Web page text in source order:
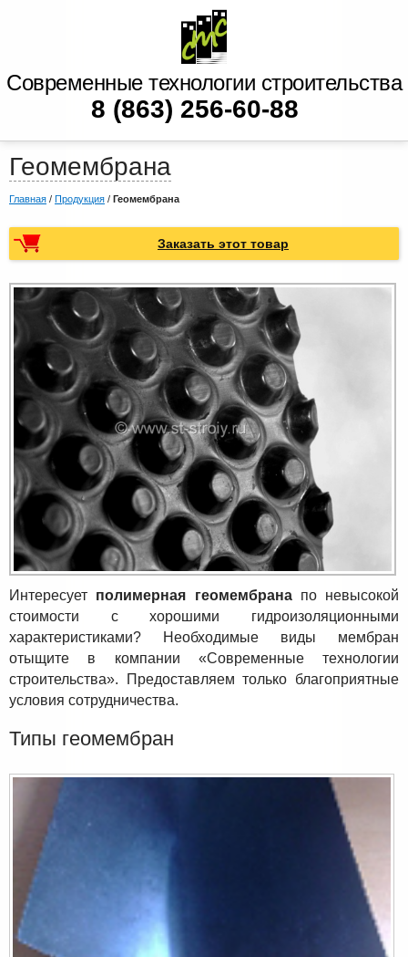
Современные технологии строительства
8 (863) 256-60-88
Геомембрана
Главная / Продукция / Геомембрана
Заказать этот товар
Интересует полимерная геомембранапо невысокой
стоимости с хорошими гидроизоляционными
характеристиками? Необходимые виды мембран
отыщите в компании «Современные технологии
строительства». Предоставляем только благоприятные
условия сотрудничества.
Типы геомембран